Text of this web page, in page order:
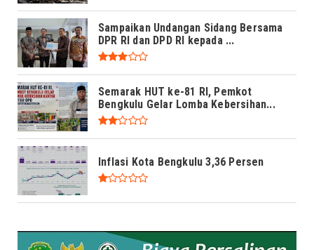
Sampaikan Undangan Sidang Bersama
DPR RI dan DPD RI kepada ...
Semarak HUT ke-81 RI, Pemkot
Bengkulu Gelar Lomba Kebersihan...
Inflasi Kota Bengkulu 3,36 Persen